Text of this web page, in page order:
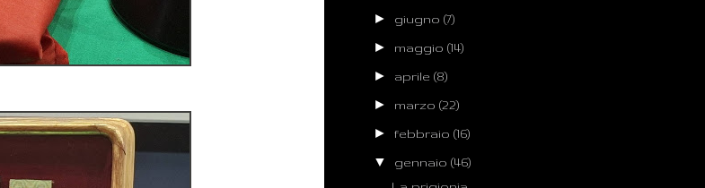
► giugno(7)
► maggio(14)
► aprile(8)
► marzo(22)
►febbraio(16)
▼ gennaio(46)